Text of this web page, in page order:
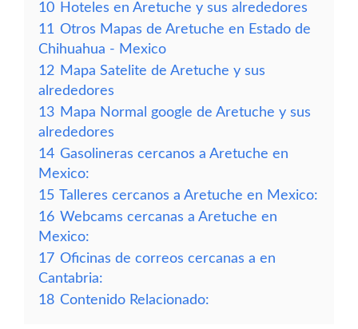
10 Hoteles en Aretuche y sus alrededores
11 Otros Mapas de Aretuche en Estado de
Chihuahua - Mexico
12 Mapa Satelite de Aretuche y sus
alrededores
13 Mapa Normal google de Aretuche y sus
alrededores
14 Gasolineras cercanos a Aretuche en
Mexico:
15 Talleres cercanos a Aretuche en Mexico:
16 Webcams cercanas a Aretuche en
Mexico:
17 Oficinas de correos cercanas a en
Cantabria:
18 Contenido Relacionado: